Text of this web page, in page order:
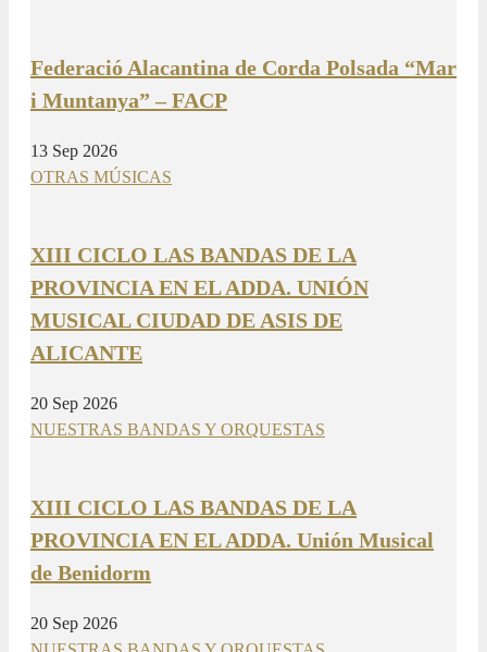
Federació Alacantina de Corda Polsada “Mar
i Muntanya” – FACP
13 Sep 2026
OTRAS MÚSICAS
XIII CICLO LAS BANDAS DE LA
PROVINCIA EN EL ADDA. UNIÓN
MUSICAL CIUDAD DE ASIS DE
ALICANTE
20 Sep 2026
NUESTRAS BANDAS Y ORQUESTAS
XIII CICLO LAS BANDAS DE LA
PROVINCIA EN EL ADDA. Unión Musical
de Benidorm
20 Sep 2026